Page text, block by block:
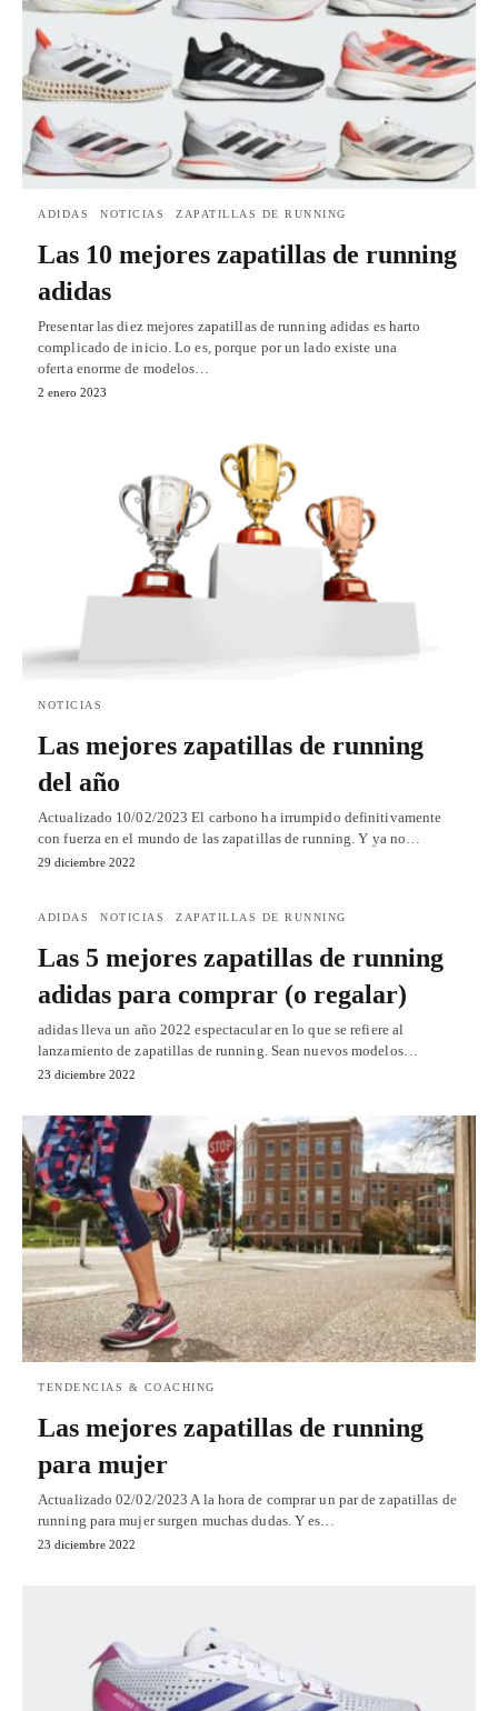
ADIDAS NOTICIAS ZAPATILLAS DE RUNNING
Las 10 mejores zapatillas de running
adidas
Presentar las diez mejores zapatillas de running adidas es harto
complicado de inicio. Lo es, porque por un lado existe una
oferta enorme de modelos…
2 enero 2023
NOTICIAS
Las mejores zapatillas de running
del año
Actualizado 10/02/2023 El carbono ha irrumpido definitivamente
con fuerza en el mundo de las zapatillas de running. Y ya no…
29 diciembre 2022
ADIDAS NOTICIAS ZAPATILLAS DE RUNNING
Las 5 mejores zapatillas de running
adidas para comprar (o regalar)
adidas lleva un año 2022 espectacular en lo que se refiere al
lanzamiento de zapatillas de running. Sean nuevos modelos…
23 diciembre 2022
TENDENCIAS & COACHING
Las mejores zapatillas de running
para mujer
Actualizado 02/02/2023 A la hora de comprar un par de zapatillas de
running para mujer surgen muchas dudas. Y es…
23 diciembre 2022